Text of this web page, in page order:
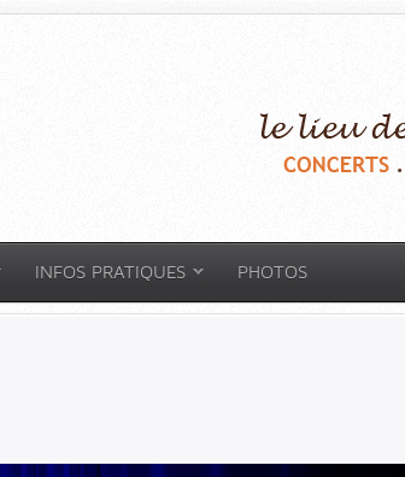
INFOS PRATIQUES PHOTOS